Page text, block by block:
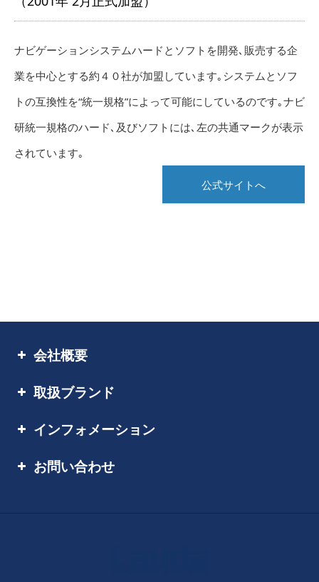
ナビゲーションシステムハードとソフトを開発､販売する企
業を中心とする約４０社が加盟しています｡システムとソフ
トの互換性を“統一規格”によって可能にしているのです｡ナビ
研統一規格のハード､及びソフトには､左の共通マークが表示
されています｡
公式サイトへ
会社概要
取扱ブランド
インフォメーション
お問い合わせ